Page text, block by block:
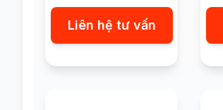
Liên hệ tư vấn